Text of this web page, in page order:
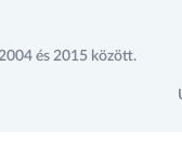
és 2015 között.